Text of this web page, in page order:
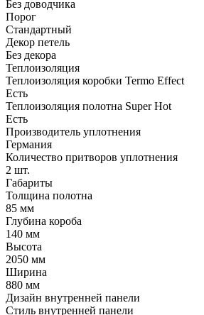
Без доводчика
Порог
Стандартный
Декор петель
Без декора
Теплоизоляция
Теплоизоляция коробки Termo Effect
Есть
Теплоизоляция полотна Super Нot
Есть
Производитель уплотнения
Германия
Количество притворов уплотнения
2 шт.
Габариты
Толщина полотна
85 мм
Глубина короба
140 мм
Высота
2050 мм
Ширина
880 мм
Дизайн внутренней панели
Стиль внутренней панели